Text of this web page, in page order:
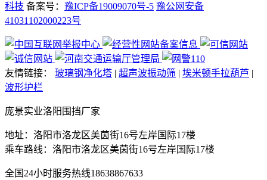
科技 备案号： 豫ICP备19009070号-5 豫公网安备
41031102000223号
友情链接： 玻璃钢净化塔 | 超声波振动筛 | 埃米顿手拉葫芦 |
波形护栏
庞景实业洛阳围挡厂家
地址：洛阳市洛龙区美茵街16号左岸国际17楼
乘车路线：洛阳市洛龙区美茵街16号左岸国际17楼
全国24小时服务热线18638867633